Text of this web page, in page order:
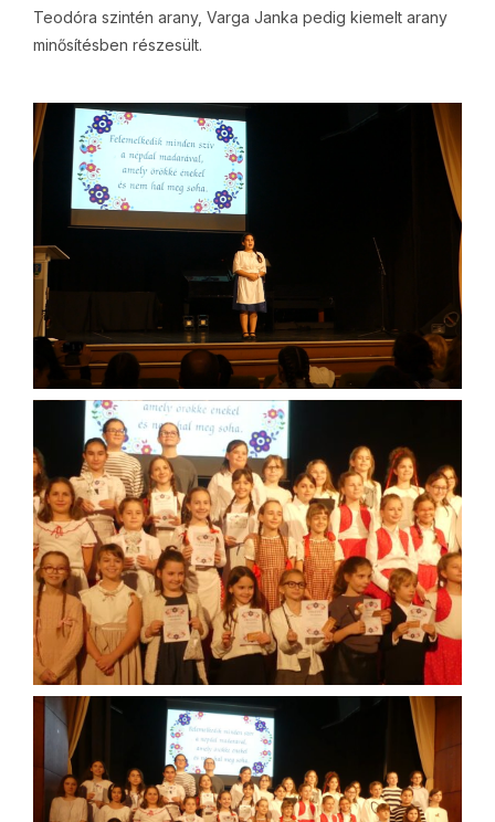
Teodóra szintén arany, Varga Janka pedig kiemelt arany
minősítésben részesült.